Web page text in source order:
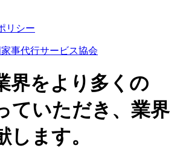
リシー
界をより多くの
ていただき、業界
します。